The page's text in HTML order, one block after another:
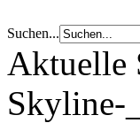
Suchen...
Aktuelle
Skyline-